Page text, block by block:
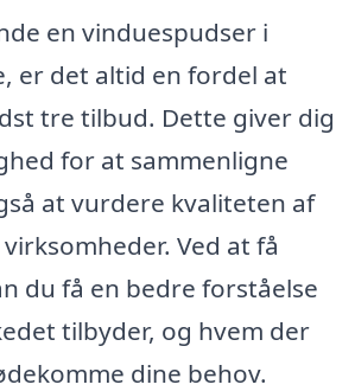
en vinduespudser i
er det altid en fordel at
tre tilbud. Dette giver dig
for at sammenligne
at vurdere kvaliteten af
Ved at få
du få en bedre forståelse
tilbyder, og hvem der
dine behov.